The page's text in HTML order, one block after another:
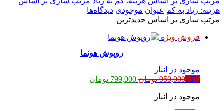
هزینه: زیاد به کم عنوان موجودی دیدگاه‌ها
مرتب سازی بر اساس جدیدترین
فروش ویژه
روپوش هونما
موجود در انبار
16%
950,000 تومان قیمت
799,000 تومان
موجود در انبار